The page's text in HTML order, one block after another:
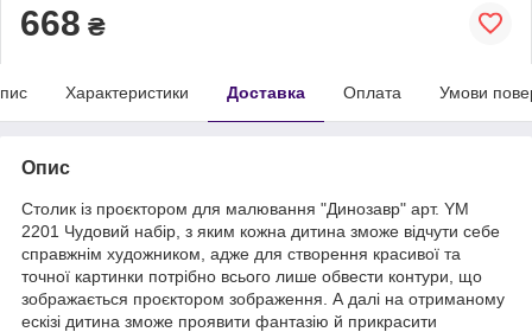
668 ₴
Характеристики Доставка Оплата Умови
Опис
Столик із проєктором для малювання "Динозавр" арт. YM
2201 Чудовий набір, з яким кожна дитина зможе відчути себе
справжнім художником, адже для створення красивої та
точної картинки потрібно всього лише обвести контури, що
зображається проєктором зображення. А далі на отриманому
ескізі дитина зможе проявити фантазію й прикрасити